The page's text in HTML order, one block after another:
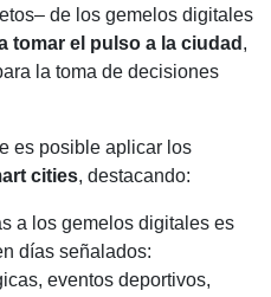
de los gemelos digitales
tomar el pulso a la ciudad ,
la toma de decisiones
es posible aplicar los
cities, destacando:
a los gemelos digitales es
días señalados:
eventos deportivos,